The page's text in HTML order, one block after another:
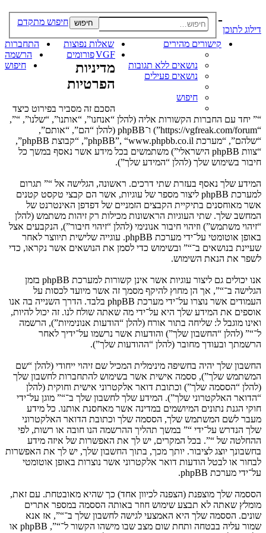
דילוג לתוכן
חיפוש חיפוש מתקדם
קישורים מהירים
נושאים ללא תגובות
נושאים פעילים
חיפוש
שאלות נפוצות
התחברות
הרשמה
VGFפורומים
חיפוש
-
מדיניות
הפרטיות
הסכם זה מסביר בפירוט כיצד
“” יחד עם החברות הקשורות אליה (להלן “אנחנו”, “אותנו”, “שלנו”, “”,
“https://vgfreak.com/forum”) ו־phpBB (להלן “הם”, “אותם”,
“שלהם”, “מערכת phpBB”, “www.phpbb.co.il”, “קבוצת phpBB”,
“צוות phpBB הישראלי”) משתמשים בכל מידע אשר נאסף במשך כל
חיבור בשימוש שלך (להלן “המידע שלך”).
המידע שלך נאסף בעזרת שתי דרכים. ראשונה, הגלישה אל “” תגרום
למערכת phpBB ליצור מספר של עוגיות, אשר הם קבצי טקסט קטנים
אשר מאוחסנים בתיקיית הקבצים הזמניים של דפדפן האינטרנט של
המחשב שלך. שתי העוגיות הראשונות מכילות רק זיהות משתמש (להלן
“זיהוי משתמש”) וזיהוי חיבור אנונימי (להלן “זיהוי חיבור”), הנקבעים אצל
באופן אוטומטי על־ידי מערכת phpBB. עוגייה שלישית תיווצר לאחר
שעיינת בנושאים ב־“” ובשימוש כדי לסמן את הנושאים אשר נקראו, כדי
לשפר את הנאת השימוש.
אנו יכולים גם ליצור עוגיות אשר אינן קשורות למערכת phpBB בזמן
הגלישה ב־“”, אך הן מחוץ להיקף מסמך זה אשר מיועד לכסות על
העמודים אשר נוצרו על־ידי מערכת phpBB בלבד. הדרך השנייה בה אנו
אוספים את המידע שלך היא על־ידי מה שאתה שולח לנו. זה יכול להיות,
ואינו מוגבל ל: שליחה בתור אורח (להלן “הודעות אנונימיות”), הרשמה
ל־“” (להלן “החשבון שלך”) והודעות אשר נרשמו על־ידיך לאחר
הרשמתך ובעודך מחובר (להלן “ההודעות שלך”).
החשבון שלך יהיה בחשיפה מינימלית המכיל שם זיהוי ייחודי (להלן “שם
המשתמש שלך”), ססמה אישית אשר בשימוש להתחברות לחשבון שלך
(להלן “הססמה שלך”) וכתובת דואר אלקטרוני אישית וחוקית (להלן
“הדואר האלקטרוני שלך”). המידע שלך לחשבון שלך ב־“” מוגן על־ידי
חוקי הגנת נתונים המיושמים במדינה אשר מאחסנת אותנו. כל מידע
מעבר לשם המשתמש שלך, הססמה שלך וכתובת הדואר האלקטרוני
שלך הנדרש על־ידי “” במשך תהליך ההרשמה הנו חובה או רשות, לפי
ההחלטה של “”. בכל המקרים, יש לך את האפשרות של איזה מידע
בחשבונך יוצג לציבור. יותך מכך, בתוך החשבון שלך, יש לך את האפשרות
לבחור או לבטל הודעות דואר אלקטרוני אשר נוצרות באופן אוטומטי
על־ידי מערכת phpBB.
הססמה שלך מוצפנת (הצפנה לכיוון אחד) כך שהיא מאובטחת. עם זאת,
מומלץ שאתה לא תבצע שימוש חוזר באותה הססמה במספר אתרים
שונים. הססמה שלך היא האמצעי לגישה לחשבון שלך ב־“”, אז אנא
שמור עליה בבטחה ותחת שום מצב שבו מישהו הקשור ל־“”, phpBB או